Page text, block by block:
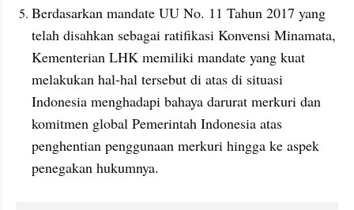
Berdasarkan mandate UU No. 11 Tahun 2017 yang
telah disahkan sebagai ratifikasi Konvensi Minamata,
Kementerian LHK memiliki mandate yang kuat
melakukan hal-hal tersebut di atas di situasi
Indonesia menghadapi bahaya darurat merkuri dan
komitmen global Pemerintah Indonesia atas
penghentian penggunaan merkuri hingga ke aspek
penegakan hukumnya.